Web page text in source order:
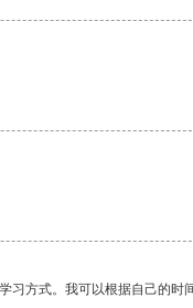
方式。我可以根据自己的时